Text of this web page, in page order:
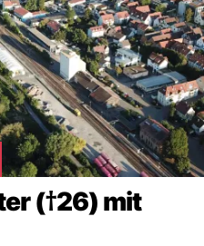
(†26) mit